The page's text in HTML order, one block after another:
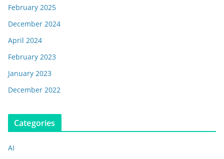
February 2025
December 2024
April 2024
February 2023
January 2023
December 2022
Categories
AI